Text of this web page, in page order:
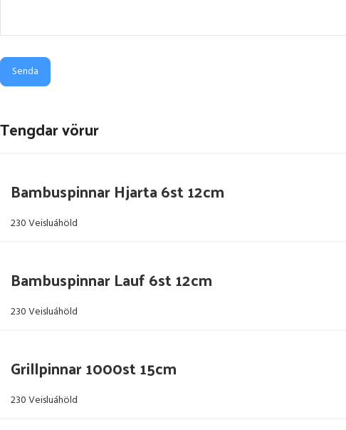
Senda
Tengdar vörur
Bambuspinnar Hjarta 6st 12cm
230 Veisluáhöld
Bambuspinnar Lauf 6st 12cm
230 Veisluáhöld
Grillpinnar 1000st 15cm
230 Veisluáhöld